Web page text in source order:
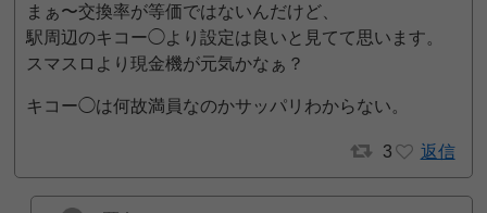
まぁ〜交換率が等価ではないんだけど、
駅周辺のキコー◯より設定は良いと見てて思います。
スマスロより現金機が元気かなぁ？
キコー◯は何故満員なのかサッパリわからない。
3 返信